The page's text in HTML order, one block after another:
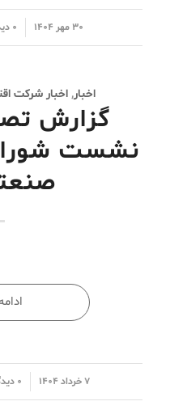
۳۰ مهر ۱۴۰۴
/ ۰ دیدگاه
اخبار,اخبار شرکت
گزارش
نشست
۷ خرداد ۱۴۰۴/ ۰ دیدگاه